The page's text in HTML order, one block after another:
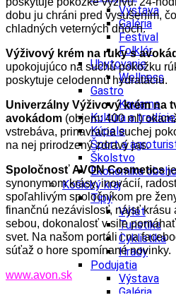
Výstava
Galéria
Festival
Folklór
Ubytovanie
Wellness
Gastro
Kaviarne
Kultúra a tradície
Kúpele
Šport a
Školstvo
Ekonomika
Košický kraj
Tipy
Výlet
Turistika
Cyklistika
Hrady
Podujatia
Výstava
Galéria
dobu ju chráni pred vysušením,
chladných veterných dňoch.
Výživový krém na ruky s
upokojujúco na suchú pokožku
poskytuje celodennú hydratáciu.
Univerzálny Výživový krém na
avokádom (objem: 400 ml)
vstrebáva, prinavracia suchej
na nej prirodzený zdravý jas.
Spoločnosť AVON Cosmetics
synonymom krásy, inovácií,
spoľahlivým spoločníkom pre
finančnú nezávislosť, nájsť krásu
sebou, dokonalosť v sile
svet. Na našom portáli i na
súťaž o hore spomínané novinky.
www.avon.sk